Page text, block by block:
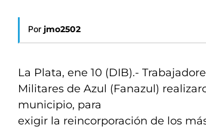
Por jmo2502
La Plata, ene 10 (DIB).-
Militares de Azul (Fanazul)
municipio, para
exigir la reincorporación de los